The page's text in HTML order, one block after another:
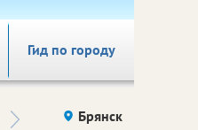
Гид по городу
Происшествия Здоровье
Брянск